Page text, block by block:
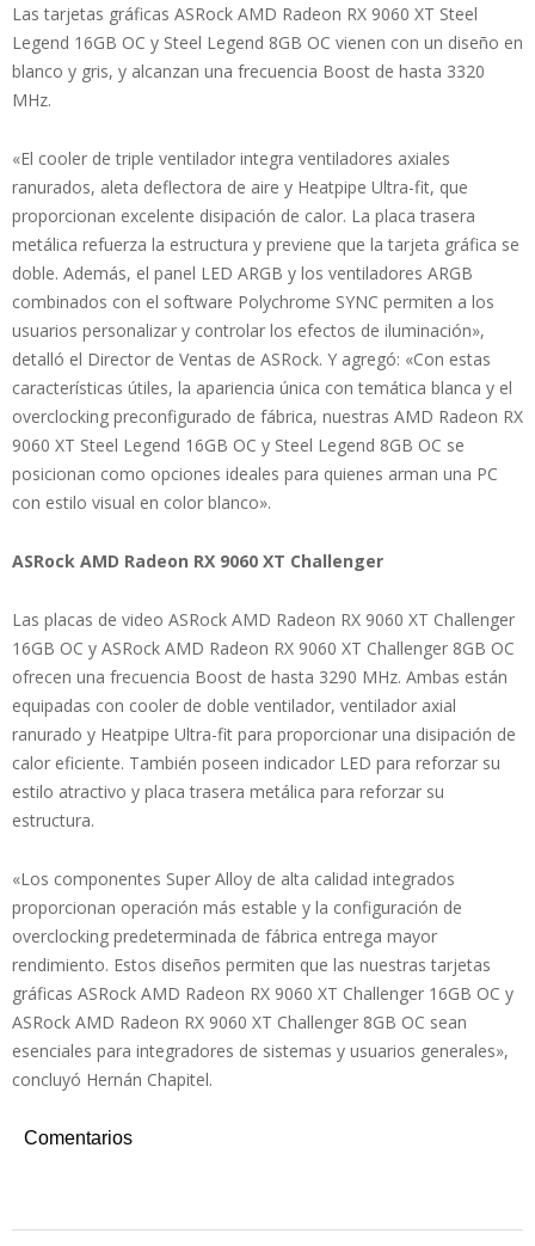
Las tarjetas gráficas ASRock AMD Radeon RX 9060 XT Steel
Legend 16GB OC y Steel Legend 8GB OC vienen con un diseño en
blanco y gris, y alcanzan una frecuencia Boost de hasta 3320
MHz.
«El cooler de triple ventilador integra ventiladores axiales
ranurados, aleta deflectora de aire y Heatpipe Ultra-fit, que
proporcionan excelente disipación de calor. La placa trasera
metálica refuerza la estructura y previene que la tarjeta gráfica se
doble. Además, el panel LED ARGB y los ventiladores ARGB
combinados con el software Polychrome SYNC permiten a los
usuarios personalizar y controlar los efectos de iluminación»,
detalló el Director de Ventas de ASRock. Y agregó: «Con estas
características útiles, la apariencia única con temática blanca y el
overclocking preconfigurado de fábrica, nuestras AMD Radeon RX
9060 XT Steel Legend 16GB OC y Steel Legend 8GB OC se
posicionan como opciones ideales para quienes arman una PC
con estilo visual en color blanco».
ASRock AMD Radeon RX 9060 XT Challenger
Las placas de video ASRock AMD Radeon RX 9060 XT Challenger
16GB OC y ASRock AMD Radeon RX 9060 XT Challenger 8GB OC
ofrecen una frecuencia Boost de hasta 3290 MHz. Ambas están
equipadas con cooler de doble ventilador, ventilador axial
ranurado y Heatpipe Ultra-fit para proporcionar una disipación de
calor eficiente. También poseen indicador LED para reforzar su
estilo atractivo y placa trasera metálica para reforzar su
estructura.
«Los componentes Super Alloy de alta calidad integrados
proporcionan operación más estable y la configuración de
overclocking predeterminada de fábrica entrega mayor
rendimiento. Estos diseños permiten que las nuestras tarjetas
gráficas ASRock AMD Radeon RX 9060 XT Challenger 16GB OC y
ASRock AMD Radeon RX 9060 XT Challenger 8GB OC sean
esenciales para integradores de sistemas y usuarios generales»,
concluyó Hernán Chapitel.
Comentarios